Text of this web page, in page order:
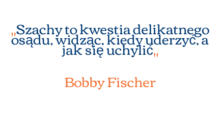
„Szachy to kwestia delikatnego
osądu, widząc, kiedy uderzyć, a
jak się uchylić„
Bobby Fischer